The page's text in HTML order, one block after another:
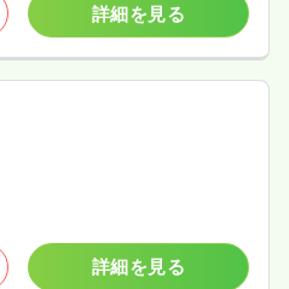
詳細を見る
詳細を見る